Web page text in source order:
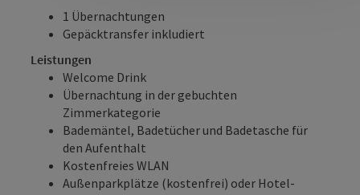
1 Übernachtungen
Gepäcktransfer inkludiert
Leistungen
Welcome Drink
Übernachtung in der gebuchten
Zimmerkategorie
Bademäntel, Badetücher und Badetasche für
den Aufenthalt
Kostenfreies WLAN
Außenparkplätze (kostenfrei) oder Hotel-